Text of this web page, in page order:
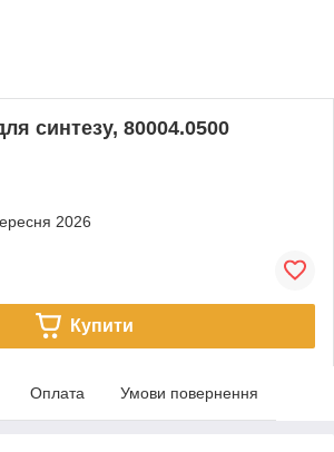
синтезу, 80004.0500
2026
Купити
Оплата Умови повернення